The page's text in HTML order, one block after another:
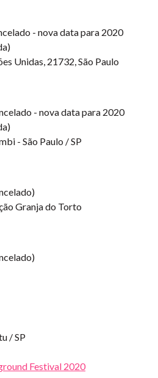
- nova data para 2020
Unidas, 21732, São Paulo
- nova data para 2020
- São Paulo / SP
Granja do Torto
/ SP
Festival 2020